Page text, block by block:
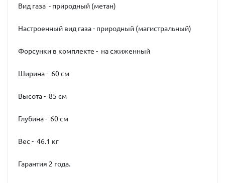
Вид газа - природный (метан)
Настроенный вид газа - природный (магистральный)
Форсунки в комплекте - на сжиженный
Ширина - 60 см
Высота - 85 см
Глубина - 60 см
Вес - 46.1 кг
Гарантия 2 года.